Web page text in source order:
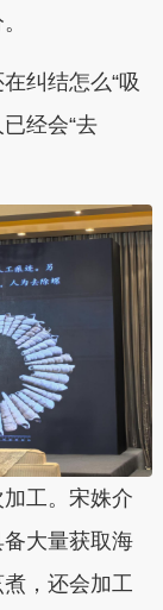
纠结怎么“吸
经会“去
工。宋姝介
大量获取海
，还会加工